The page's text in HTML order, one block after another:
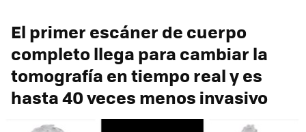
El primer escáner de cuerpo
completo llega para cambiar la
tomografía en tiempo real y es
hasta 40 veces menos invasivo